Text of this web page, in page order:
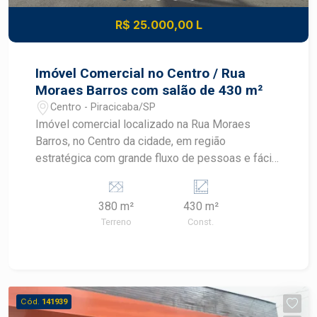
R$ 25.000,00 L
Imóvel Comercial no Centro / Rua
Moraes Barros com salão de 430 m²
Centro - Piracicaba/SP
Imóvel comercial localizado na Rua Moraes
Barros, no Centro da cidade, em região
estratégica com grande fluxo de pessoas e fácil
Excelente opção para empresas, clínicas,
escritórios ou centros administrativos que
buscam visibilidade e estrutura completa. -
espaço e aproximadamente 296 m² - 02
banheiros adaptados para PCD - Cozinha - 01
380 m²
Terreno
430 m²
Const.
Cód. 141939